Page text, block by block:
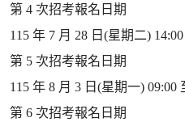
第 4 次招考報名日期
115 年 7 月 28 日(星期二)
第 5 次招考報名日期
115 年 8 月 3 日(星期一) 09:00
第 6 次招考報名日期